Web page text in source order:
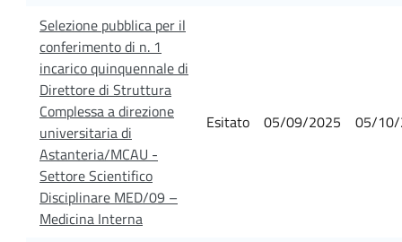
Selezione pubblica per il
conferimento di n. 1
incarico quinquennale di
Direttore di Struttura
Complessa a direzione
universitaria di
Astanteria/MCAU -
Settore Scientifico
Disciplinare MED/09 –
Medicina Interna
Esitato 05/09/2025 05/